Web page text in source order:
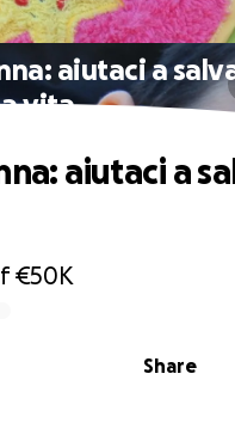
aiutaci a
vita
€50K
Share
aiutaci a